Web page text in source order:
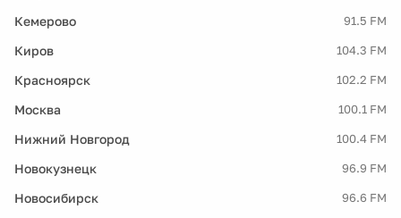
Кемерово 91.5 FM
Киров 104.3 FM
Красноярск 102.2 FM
Москва 100.1 FM
Нижний Новгород 100.4 FM
Новокузнецк 96.9 FM
Новосибирск 96.6 FM